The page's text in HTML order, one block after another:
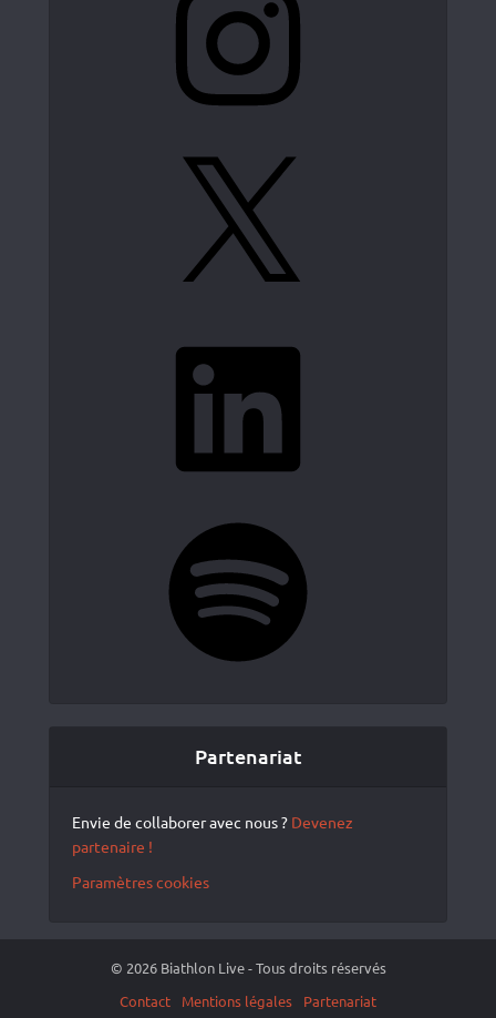
Partenariat
Envie de collaborer avec nous ? Devenez
partenaire !
Paramètres cookies
© 2026 Biathlon Live - Tous droits réservés
Contact
Mentions légales Partenariat